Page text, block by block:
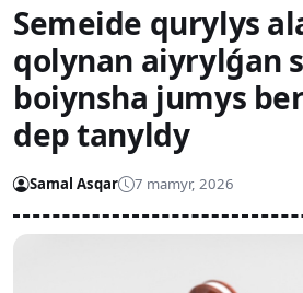
Semeide qurylys
qolynan aiyrylǵan
boiynsha jumys
dep tanyldy
Samal Asqar 7 mamyr, 2026